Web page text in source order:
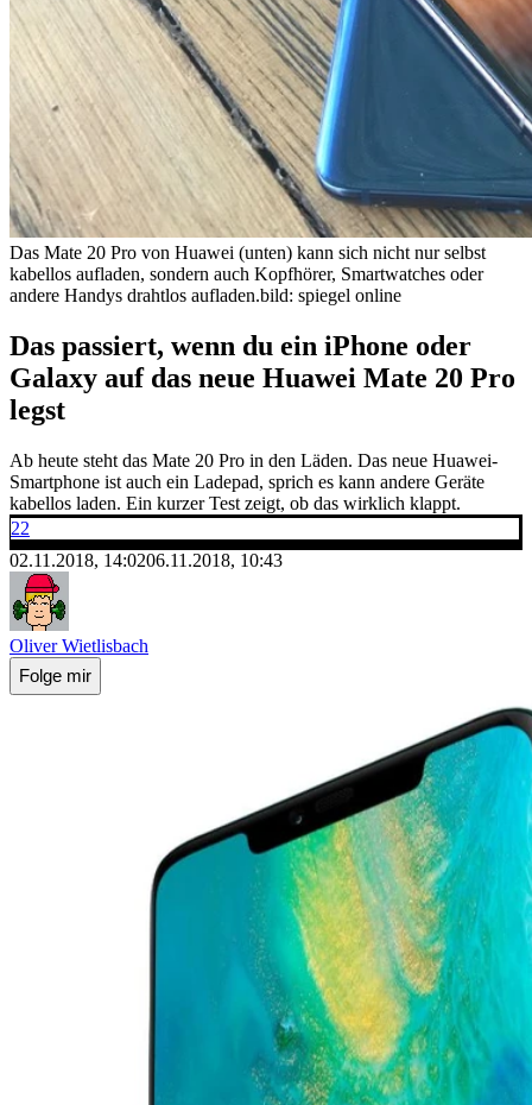
Das Mate 20 Pro von Huawei (unten) kann sich nicht nur selbst
kabellos aufladen, sondern auch Kopfhörer, Smartwatches oder
andere Handys drahtlos aufladen.bild: spiegel online
Das passiert, wenn du ein iPhone oder
Galaxy auf das neue Huawei Mate 20 Pro
legst
Ab heute steht das Mate 20 Pro in den Läden. Das neue Huawei-
Smartphone ist auch ein Ladepad, sprich es kann andere Geräte
kabellos laden. Ein kurzer Test zeigt, ob das wirklich klappt.
22
02.11.2018, 14:0206.11.2018, 10:43
Oliver Wietlisbach
Folge mir